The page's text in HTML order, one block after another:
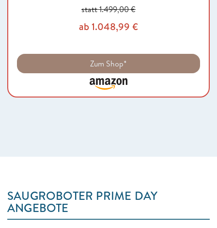
statt 1.499,00 €
ab 1.048,99 €
Zum Shop*
SAUGROBOTER PRIME DAY
ANGEBOTE